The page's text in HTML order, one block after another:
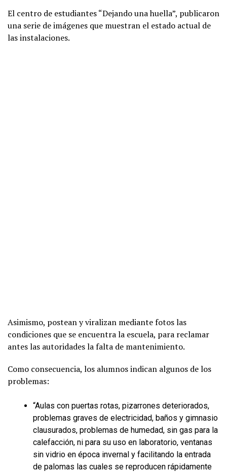
El centro de estudiantes “Dejando una huella”, publicaron
una serie de imágenes que muestran el estado actual de
las instalaciones.
Asimismo, postean y viralizan mediante fotos las
condiciones que se encuentra la escuela, para reclamar
antes las autoridades la falta de mantenimiento.
Como consecuencia, los alumnos indican algunos de los
problemas:
“Aulas con puertas rotas, pizarrones deteriorados,
problemas graves de electricidad, baños y gimnasio
clausurados, problemas de humedad, sin gas para la
calefacción, ni para su uso en laboratorio, ventanas
sin vidrio en época invernal y facilitando la entrada
de palomas las cuales se reproducen rápidamente